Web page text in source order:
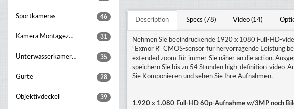
Description Specs (78) Video (14)
Nehmen Sie beeindruckende 1920 x 1080 Full-HD-
"Exmor R" CMOS-sensor für hervorragende Leistung
extended zoom für immer Sie näher an die action.
speichern Sie bis zu 54 Stunden high-definition-video-
Sie Komponieren und sehen Sie Ihre Aufnahmen.
1.920 x 1.080 Full-HD 60p-Aufnahme w/3MP noch
Sportkameras 46
Kamera Montagezubehör 31
Unterwasserkameragehaeuse 35
Gurte 28
Objektivdeckel 39